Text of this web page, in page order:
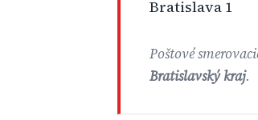
Bratislava 1
Poštové
Bratislavský kraj.